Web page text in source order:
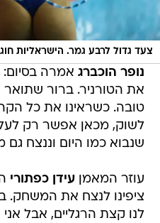
צעד גדול לרבע גמר. הישראליות
נופר הוכברג אמרה
את הטורניר. ברור שתואר
טובה. כשראינו את כל
לשוק, מכאן אפשר רק
שנבוא כמו היום וננצח גם
עוזר המאמןעידן כפתורי
ציפינו לנצח את המשחק.
לנו קצת הרגליים, אבל